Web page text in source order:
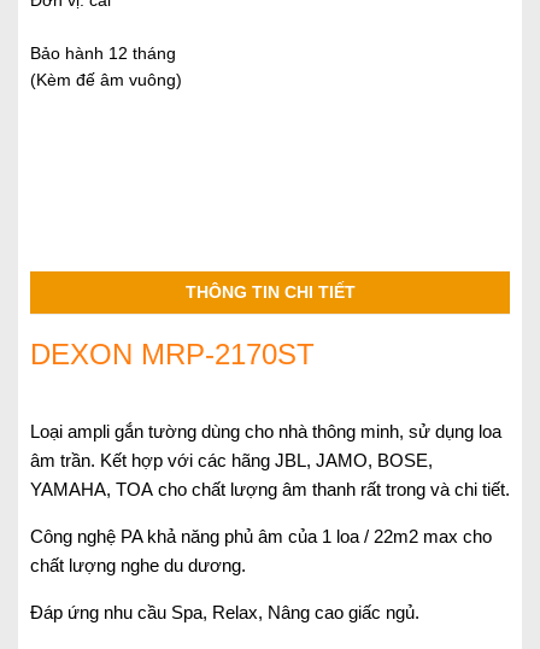
Bảo hành 12 tháng
(Kèm đế âm vuông)
THÔNG TIN CHI TIẾT
DEXON MRP-2170ST
Loại ampli gắn tường dùng cho nhà thông minh, sử dụng loa
âm trần. Kết hợp với các hãng JBL, JAMO, BOSE,
YAMAHA, TOA cho chất lượng âm thanh rất trong và chi tiết.
Công nghệ PA khả năng phủ âm của 1 loa / 22m2 max cho
chất lượng nghe du dương.
Đáp ứng nhu cầu Spa, Relax, Nâng cao giấc ngủ.